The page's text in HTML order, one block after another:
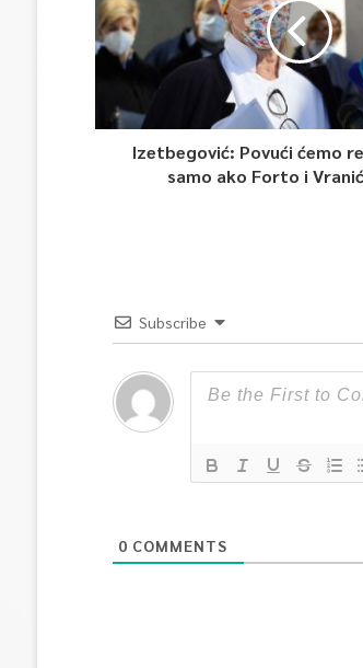
Izetbegović: Povući ćemo
samo ako Forto i
Subscribe
0 COMMENTS